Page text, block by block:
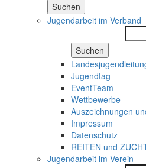
Suchen
Jugendarbeit im Verband
Suchen
Jugendtag
EventTeam
Wettbewerbe
Auszeichnungen
Impressum
Datenschutz
REITEN und
Jugendarbeit im Verein